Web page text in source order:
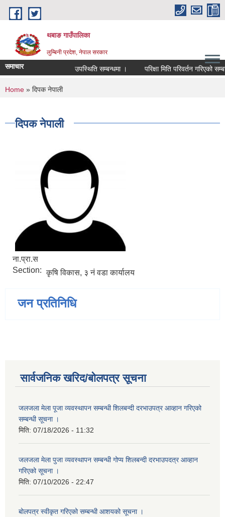
Skip to main content
थबाङ गाउँपालिका
लुम्बिनी प्रदेश, नेपाल सरकार
समाचार उपस्थिति सम्बन्धमा । परिक्षा मिति परिवर्तन गरिएको
You are here
Home » दिपक नेपाली
दिपक नेपाली
ना.प्रा.स
Section: कृषि विकास, ३ नं वडा कार्यालय
जन प्रतिनिधि
सार्वजनिक खरिद/बोलपत्र सूचना
जलजला मेला पूजा व्यवस्थापन सम्बन्धी शिलबन्दी दरभाउपत्र आव्हान गरिएको
सम्बन्धी सूचना ।
मिति: 07/18/2026 - 11:32
जलजला मेला पुजा व्यवस्थापन सम्बन्धी गोप्य शिलबन्दी दरभाउपदत्र आव्हान
गरिएको सूचना ।
मिति: 07/10/2026 - 22:47
बोलपत्र स्वीकृत गरिएको सम्बन्धी आशयको सूचना ।